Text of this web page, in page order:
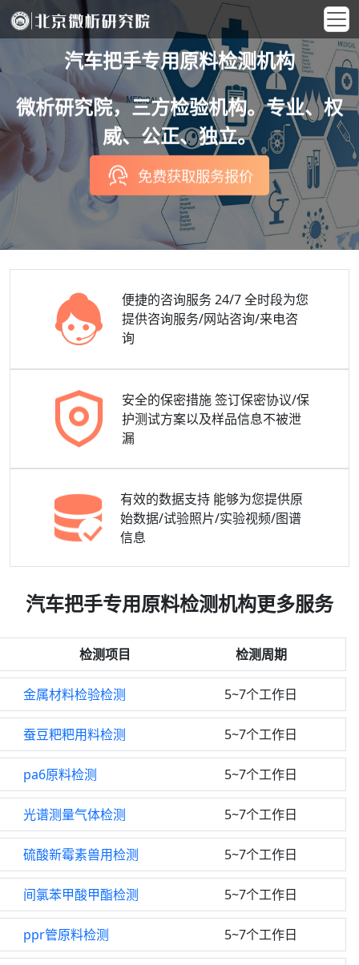
汽车把手专用原料检测机构
微析研究院，三方检验机构。专业、权
威、公正、独立。
免费获取服务报价
便捷的咨询服务24/7 全时段为您
提供咨询服务/网站咨询/来电咨
询
安全的保密措施 签订保密协议/保
护测试方案以及样品信息不被泄
漏
有效的数据支持 能够为您提供原
始数据/试验照片/实验视频/图谱
信息
汽车把手专用原料检测机构更多服务
检测项目 检测周期
金属材料检验检测 5~7个工作日
蚕豆粑粑用料检测 5~7个工作日
pa6原料检测 5~7个工作日
光谱测量气体检测 5~7个工作日
硫酸新霉素兽用检测 5~7个工作日
间氯苯甲酸甲酯检测 5~7个工作日
ppr管原料检测 5~7个工作日